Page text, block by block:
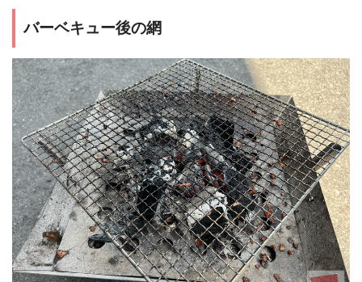
バーベキュー後の網